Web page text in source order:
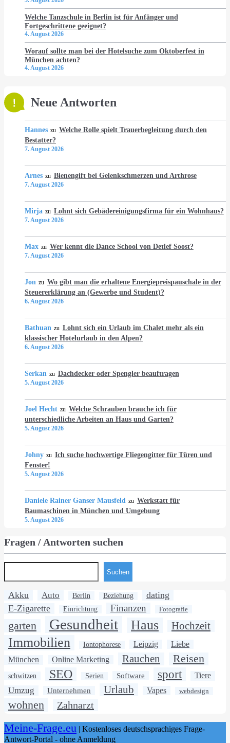
Welche Tanzschule in Berlin ist für Anfänger und
Fortgeschrittene geeignet?
4. August 2026
Worauf sollte man bei der Hotelsuche zum Oktoberfest in
München achten?
4. August 2026
Neue Antworten
Hannes zu Welche Rolle spielt Trauerbegleitung durch den
Bestatter?
7. August 2026
Arnes zu Bienengift bei Gelenkschmerzen und Arthrose
7. August 2026
Mirja zu Lohnt sich Gebädereinigungsfirma für ein Wohnhaus?
7. August 2026
Max zu Wer kennt die Dance School von Detlef Soost?
7. August 2026
Jon zu Wo gibt man die erhaltene Energiepreispauschale in der
Steuererklärung an (Gewerbe und Student)?
6. August 2026
Bathuan zu Lohnt sich ein Urlaub im Chalet mehr als ein
klassischer Hotelurlaub in den Alpen?
6. August 2026
Serkan zu Dachdecker oder Spengler beauftragen
5. August 2026
Joel Hecht zu Welche Schrauben brauche ich für
unterschiedliche Arbeiten an Haus und Garten?
5. August 2026
Johny zu Ich suche hochwertige Fliegengitter für Türen und
Fenster!
5. August 2026
Daniele Rainer Ganser Mausfeld zu Werkstatt für
Baumaschinen in München und Umgebung
5. August 2026
Fragen / Antworten suchen
Suchen
Akku Auto Berlin Beziehung
dating
E-Zigarette
Einrichtung Finanzen Fotografie
garten Gesundheit Haus Hochzeit
Immobilien Iontophorese Leipzig Liebe
München Online Marketing Rauchen Reisen
schwitzen SEO Serien Software sport Tiere
Umzug Unternehmen Urlaub Vapes webdesign
wohnen Zahnarzt
Meine-Frage.eu | Kostenloses deutschsprachiges Frage-
Antwort-Portal - ohne Anmeldung